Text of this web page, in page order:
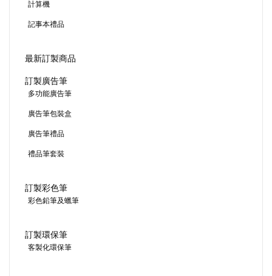
計算機
記事本禮品
最新訂製商品
訂製廣告筆
多功能廣告筆
廣告筆包裝盒
廣告筆禮品
禮品筆套裝
訂製彩色筆
彩色鉛筆及蠟筆
訂製環保筆
客製化環保筆